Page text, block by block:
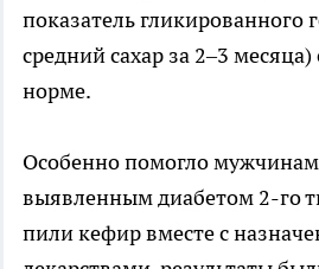
показатель гликированного
средний сахар за 2–3
норме.
Особенно помогло
выявленным диабетом 2-го
пили кефир вместе с